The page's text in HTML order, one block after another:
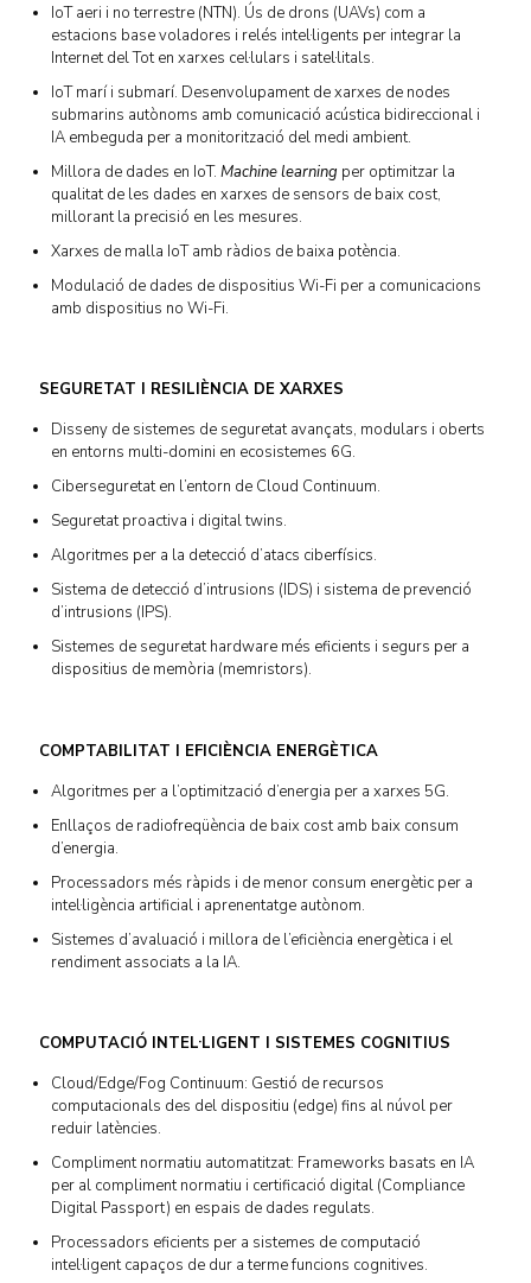
IoT aeri i no terrestre (NTN). Ús de drons (UAVs) com a
estacions base voladores i relés intel·ligents per integrar la
Internet del Tot en xarxes cel·lulars i satel·litals.
IoT marí i submarí. Desenvolupament de xarxes de nodes
submarins autònoms amb comunicació acústica bidireccional i
IA embeguda per a monitorització del medi ambient.
Millora de dades en IoT. Machine learning per optimitzar la
qualitat de les dades en xarxes de sensors de baix cost,
millorant la precisió en les mesures.
Xarxes de malla IoT amb ràdios de baixa potència.
Modulació de dades de dispositius Wi-Fi per a comunicacions
amb dispositius no Wi-Fi.
SEGURETAT I RESILIÈNCIA DE XARXES
Disseny de sistemes de seguretat avançats, modulars i oberts
en entorns multi-domini en ecosistemes 6G.
Ciberseguretat en l’entorn de Cloud Continuum.
Seguretat proactiva i digital twins.
Algoritmes per a la detecció d’atacs ciberfísics.
Sistema de detecció d’intrusions (IDS) i sistema de prevenció
d’intrusions (IPS).
Sistemes de seguretat hardware més eficients i segurs per a
dispositius de memòria (memristors).
COMPTABILITAT I EFICIÈNCIA ENERGÈTICA
Algoritmes per a l’optimització d’energia per a xarxes 5G.
Enllaços de radiofreqüència de baix cost amb baix consum
d’energia.
Processadors més ràpids i de menor consum energètic per a
intel·ligència artificial i aprenentatge autònom.
Sistemes d’avaluació i millora de l’eficiència energètica i el
rendiment associats a la IA.
COMPUTACIÓ INTEL·LIGENT I SISTEMES COGNITIUS
Cloud/Edge/Fog Continuum: Gestió de recursos
computacionals des del dispositiu (edge) fins al núvol per
reduir latències.
Compliment normatiu automatitzat: Frameworks basats en IA
per al compliment normatiu i certificació digital (Compliance
Digital Passport) en espais de dades regulats.
Processadors eficients per a sistemes de computació
intel·ligent capaços de dur a terme funcions cognitives.